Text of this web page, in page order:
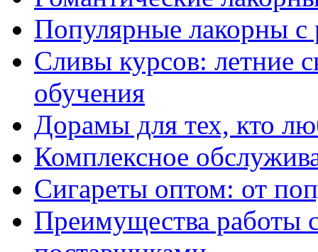
Популярные лакорны с
Сливы курсов: летние
обучения
Дорамы для тех, кто
Комплексное
Сигареты оптом: от
Преимущества работы